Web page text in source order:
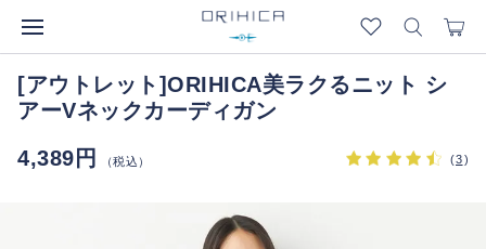
[アウトレット]ORIHICA美ラクるニット シ
アーVネックカーディガン
4,389円
（税込） (3)